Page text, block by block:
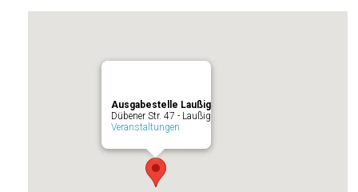
Ausgabestelle Laußig
Dübener Str. 47 - Laußig
Veranstaltungen